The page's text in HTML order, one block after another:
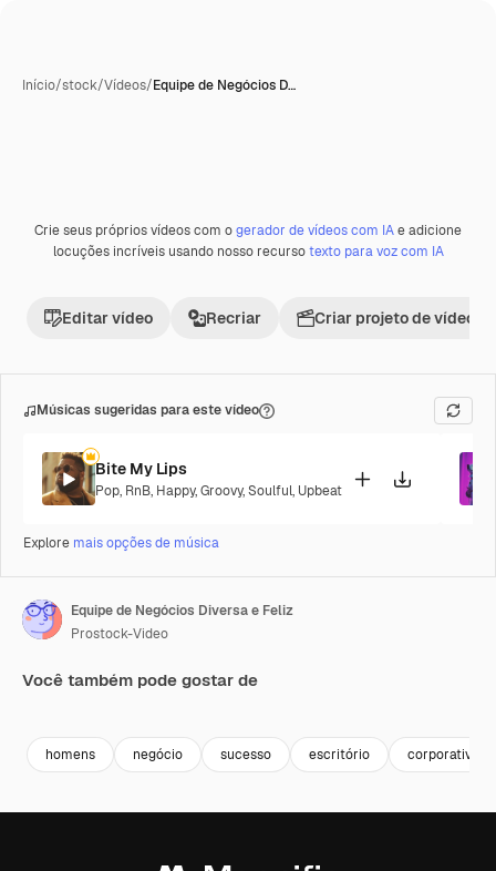
Início/stock/Vídeos/Equipe de Negócios D…
Premium
Crie seus próprios vídeos com ogerador de vídeos com IAe adicione
locuções incríveis usando nosso recursotexto para voz com IA
Editar vídeo Recriar Criar projeto de vídeo
Músicas sugeridas para este vídeo
Bite My Lips
Pop, RnB, Happy,Groovy,Soulful, Upbeat
Explore mais opções de música
Equipe de Negócios Diversa e Feliz
Prostock-Video
Você também pode gostar de
homens negócio sucesso escritório corporativa